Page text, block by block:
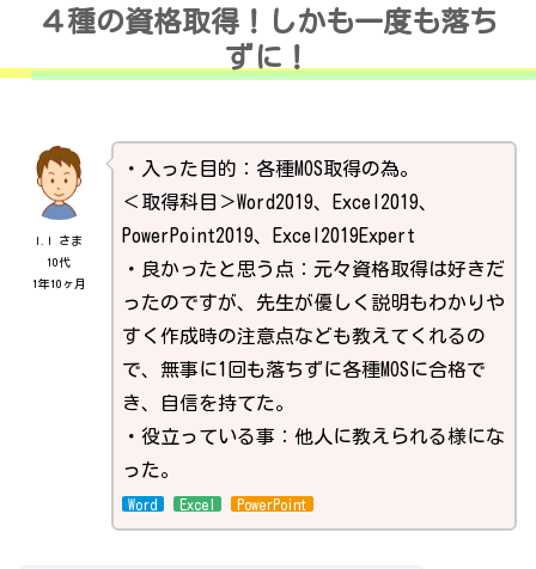
４種の資格取得！しかも一度も落ち
ずに！
I.I さま
10代
1年10ヶ月
・入った目的：各種MOS取得の為。
＜取得科目＞Word2019、Excel2019、
PowerPoint2019、Excel2019Expert
・良かったと思う点：元々資格取得は好きだ
ったのですが、先生が優しく説明もわかりや
すく作成時の注意点なども教えてくれるの
で、無事に1回も落ちずに各種MOSに合格で
き、自信を持てた。
・役立っている事：他人に教えられる様にな
った。
Word Excel PowerPoint